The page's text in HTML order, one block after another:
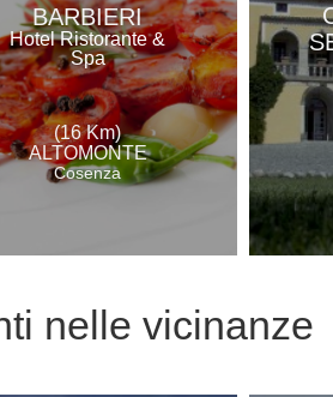
BARBIERI
Hotel Ristorante &
Spa
(16 Km)
ALTOMONTE
Cosenza
nelle vicinanze